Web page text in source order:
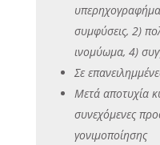
συμφύσεις, 2)
ινομύωμα, 4)
Σε
Μετά αποτυχία
συνεχόμενες
γονιμοποίησης